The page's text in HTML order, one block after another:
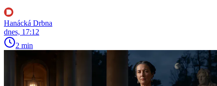
Hanácká Drbna
dnes, 17:12
2 min